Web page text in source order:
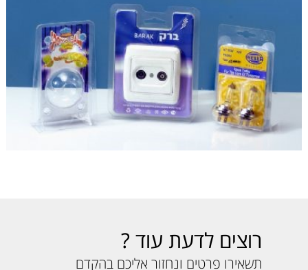
רוצים לדעת עוד ?
תשאירו פרטים ונחזור אליכם בהקדם